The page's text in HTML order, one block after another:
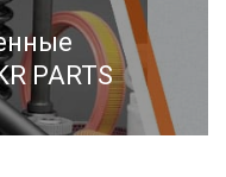
PARTS